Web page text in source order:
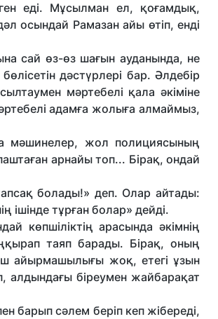
еді. Мұсылман ел, қоғамдық,
осындай Рамазан айы өтіп, енді
сай өз-өз шағын ауданында, не
дәстүрлері бар. Әлдебір
мәртебелі қала әкіміне
адамға жолыға алмаймыз,
мәшинелер, жол полициясының
арнайы топ... Бірақ, ондай
болады!» деп. Олар айтады:
ішінде тұрған болар» дейді.
көпшіліктің арасында әкімнің
таяп барады. Бірақ, оның
еш айырмашылығы жоқ, етегі ұзын
алдындағы біреумен жайбарақат
барып сәлем беріп кеп жібереді,